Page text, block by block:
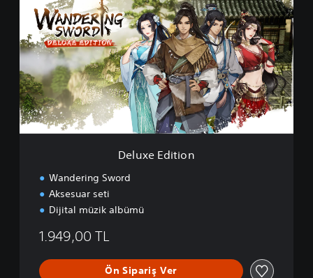
x
e
d
i
t
i
o
Deluxe Edition
Wandering Sword
Aksesuar seti
Dijital müzik albümü
1.949,00 TL
Ön Sipariş Ver